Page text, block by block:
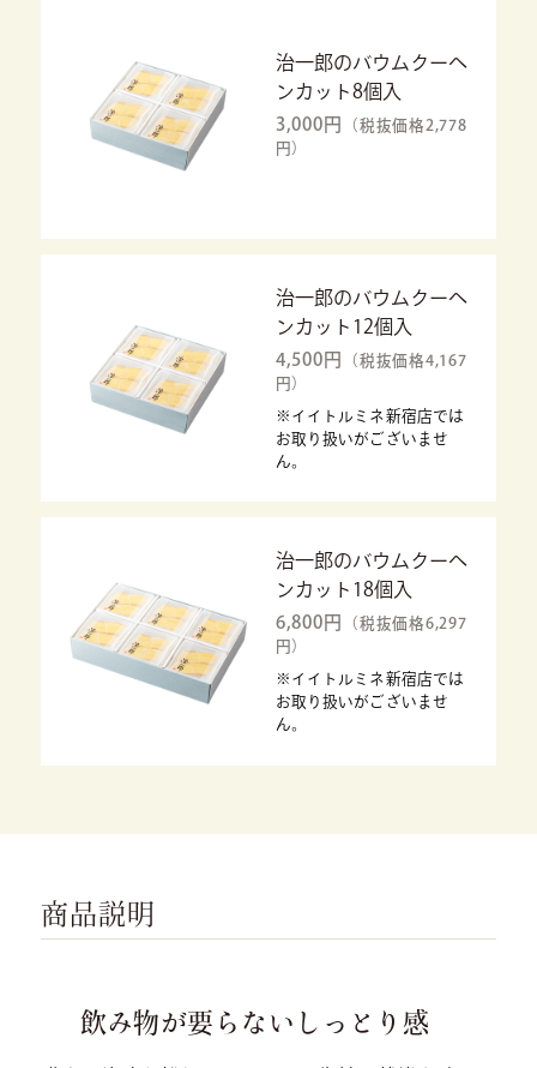
治一郎のバウムクーヘ
ンカット8個入
3,000円
（税抜価格2,778
円）
治一郎のバウムクーヘ
ンカット12個入
4,500円
（税抜価格4,167
円）
※イイトルミネ新宿店では
お取り扱いがございませ
ん。
治一郎のバウムクーヘ
ンカット18個入
6,800円
（税抜価格6,297
円）
※イイトルミネ新宿店では
お取り扱いがございませ
ん。
商品説明
飲み物が要らないしっとり感